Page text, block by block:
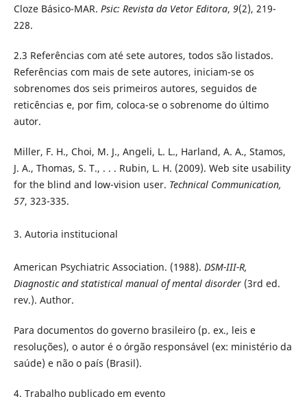
Cloze Básico-MAR. Psic: Revista da Vetor Editora, 9(2), 219-
228.
2.3 Referências com até sete autores, todos são listados.
Referências com mais de sete autores, iniciam-se os
sobrenomes dos seis primeiros autores, seguidos de
reticências e, por fim, coloca-se o sobrenome do último
autor.
Miller, F. H., Choi, M. J., Angeli, L. L., Harland, A. A., Stamos,
J. A., Thomas, S. T., . . . Rubin, L. H. (2009). Web site usability
for the blind and low-vision user. Technical Communication,
57, 323-335.
3. Autoria institucional
American Psychiatric Association. (1988). DSM-III-R,
Diagnostic and statistical manual of mental disorder(3rd ed.
rev.). Author.
Para documentos do governo brasileiro (p. ex., leis e
resoluções), o autor é o órgão responsável (ex: ministério da
saúde) e não o país (Brasil).
4. Trabalho publicado em evento